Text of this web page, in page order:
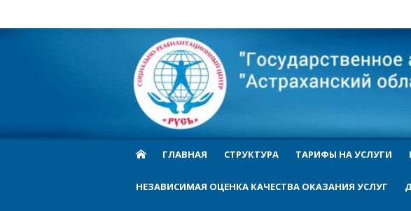
content
Cоциально-
реабилитационный
центр Русь
ГЛАВНАЯ СТРУКТУРА ТАРИФЫ НА УСЛУГИ
НЕЗАВИСИМАЯ ОЦЕНКА КАЧЕСТВА ОКАЗАНИЯ УСЛУГ